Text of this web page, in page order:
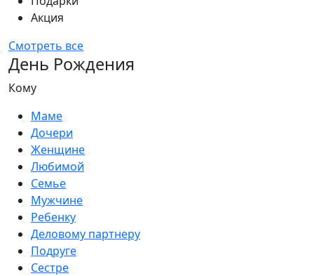
Акция
Смотреть все
День Рождения
Кому
Маме
Дочери
Женщине
Любимой
Семье
Мужчине
Ребенку
Деловому партнеру
Подруге
Сестре